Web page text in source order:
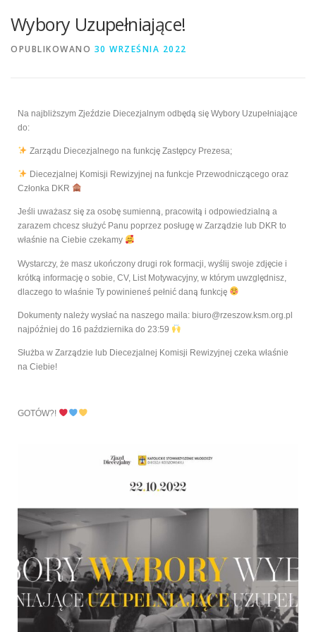
Wybory Uzupełniające!
OPUBLIKOWANO 30 WRZEŚNIA 2022
Na najbliższym Zjeździe Diecezjalnym odbędą się Wybory Uzupełniające
do:
Zarządu Diecezjalnego na funkcjęZastępcy Prezesa;
Diecezjalnej Komisji Rewizyjnej na funkcje Przewodniczącego oraz
Członka DKR
Jeś li uważasz się za osobę sumienną, pracowitą i odpowiedzialną a
zarazem chcesz służyć Panu poprzez posługę w Zarządzie lub DKR to
właśnie na Ciebie czekamy
Wystarczy, że masz ukończony drugi rok formacji, wyślij swoje zdjęcie i
krótką informację o sobie, CV, List Motywacyjny, w którym uwzględnisz,
dlaczego to właśnie Ty powinieneś pełnić daną funkcję
Dokumenty należy wysłać na naszego maila: biuro@rzeszow.ksm.org.pl
najpóźniej do 16 października do 23:59
Służba w Zarządzie lub Diecezjalnej Komisji Rewizyjnej czeka właśnie
na Ciebie!
GOTÓW?!